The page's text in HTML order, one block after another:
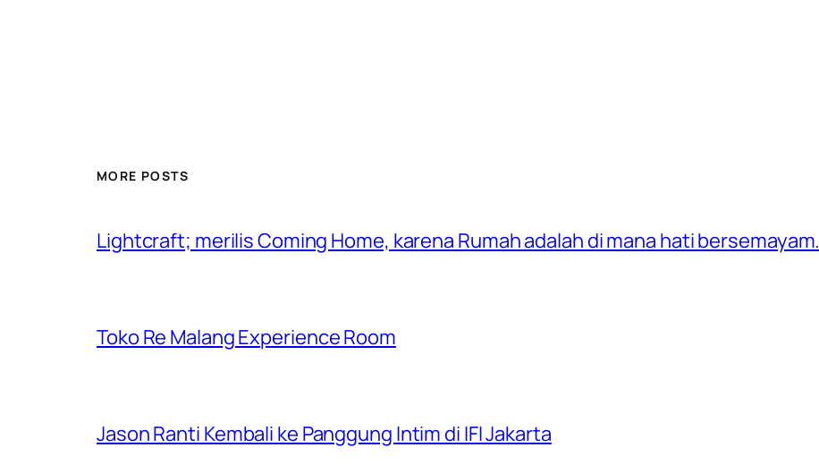
MORE POSTS
Lightcraft; merilis Coming Home, karena Rumah adalah di mana hati bersemayam.
Toko Re Malang Experience Room
Jason Ranti Kembali ke Panggung Intim di IFI Jakarta